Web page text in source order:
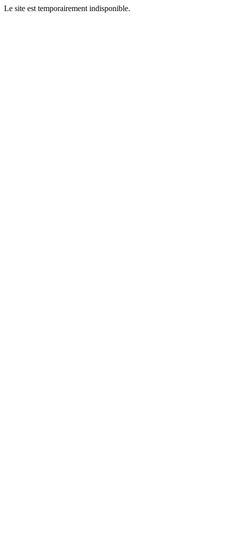
Le site est temporairement indisponible.